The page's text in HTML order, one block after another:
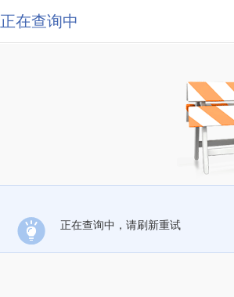
正在查询中
正在查询中，请刷新重试